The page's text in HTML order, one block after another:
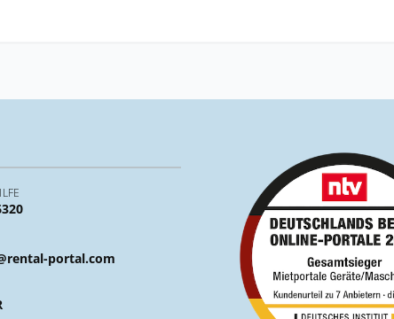
portal.com